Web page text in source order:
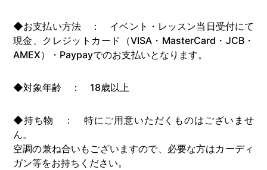
◆お支払い方法 ： イベント・レッスン当日受付にて
現金、クレジットカード（VISA・MasterCard・JCB・
AMEX）・Paypayでのお支払いとなります。
◆対象年齢 ： 18歳以上
◆持ち物 ： 特にご用意いただくものはございませ
ん。
空調の兼ね合いもございますので、必要な方はカーディ
ガン等をお持ちください。